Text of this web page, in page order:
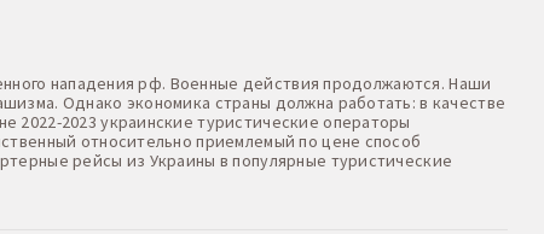
нападения рф. Военные действия продолжаются. Наши
Однако экономика страны должна работать: в качестве
2022-2023 украинские туристические операторы
относительно приемлемый по цене способ
рейсы из Украины в популярные туристические